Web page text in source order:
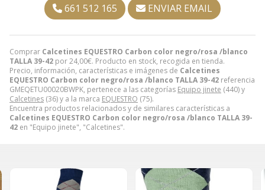
Comprar Calcetines EQUESTRO Carbon color negro/rosa /blanco
TALLA 39-42 por24,00€. Producto en stock, recogida en tienda.
Precio, información, características e imágenes de Calcetines
EQUESTRO Carbon color negro/rosa /blanco TALLA 39-42 referencia
GMEQETU00020BWPK, pertenece a las categorías Equipo jinete (440) y
Calcetines (36) y a la marca EQUESTRO (75).
Encuentra productos relacionados y de similares características a
Calcetines EQUESTRO Carbon color negro/rosa /blanco TALLA 39-
42 en "Equipo jinete", "Calcetines".
661 512 165 ENVIAR EMAIL